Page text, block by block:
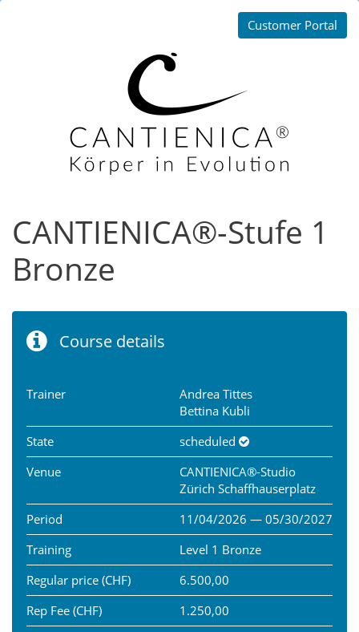
Customer Portal
CANTIENICA®-Stufe 1
Bronze
Course details
Trainer
Andrea Tittes
Bettina Kubli
State
scheduled
Venue
CANTIENICA®-Studio
Zürich Schaffhauserplatz
Period
11/04/2026 — 05/30/2027
Training
Level 1 Bronze
Regular price (CHF)
6.500,00
Rep Fee (CHF)
1.250,00